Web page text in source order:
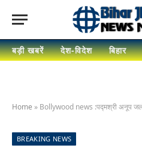
बड़ी खबरें देश-विदेश बिहार
Home » Bollywood news :पद्मश्री अनूप जलोटा, जसपिंदर नरूला सहित कई
BREAKING NEWS